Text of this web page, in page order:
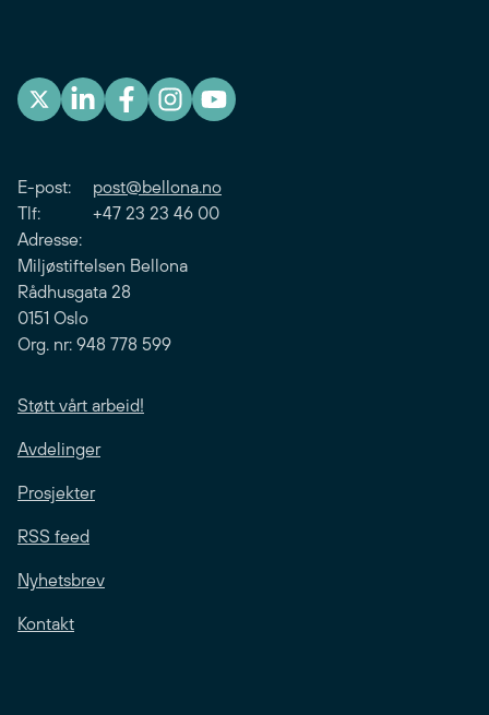
E-post: post@bellona.no
Tlf: +47 23 23 46 00
Adresse:
Miljøstiftelsen Bellona
Rådhusgata 28
0151 Oslo
Org. nr: 948 778 599
Støtt vårt arbeid!
Avdelinger
Prosjekter
RSS feed
Nyhetsbrev
Kontakt